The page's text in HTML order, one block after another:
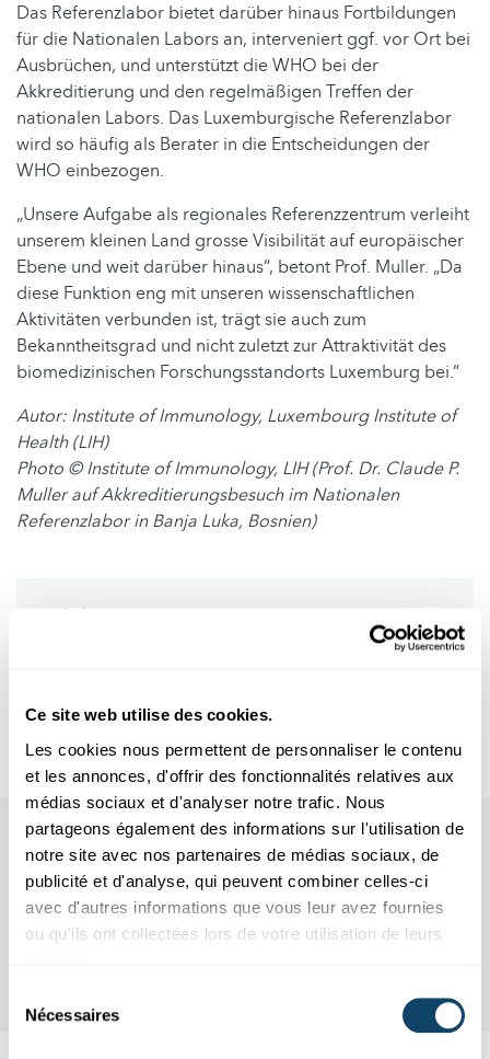
Ce site web utilise des cookies.
Les cookies nous permettent de personnaliser le contenu
et les annonces, d'offrir des fonctionnalités relatives aux
médias sociaux et d'analyser notre trafic. Nous
partageons également des informations sur l'utilisation de
notre site avec nos partenaires de médias sociaux, de
publicité et d'analyse, qui peuvent combiner celles-ci
avec d'autres informations que vous leur avez fournies
ou qu'ils ont collectées lors de votre utilisation de leurs
Nécessaires
Das Referenzlabor bietet darüber hinaus Fortbildungen
für die Nationalen Labors an, interveniert ggf. vor Ort bei
Ausbrüchen, und unterstützt die WHO bei der
Akkreditierung und den regelmäßigen Treffen der
nationalen Labors. Das Luxemburgische Referenzlabor
wird so häufig als Berater in die Entscheidungen der
WHO einbezogen.
„Unsere Aufgabe als regionales Referenzzentrum verleiht
unserem kleinen Land grosse Visibilität auf europäischer
Ebene und weit darüber hinaus“, betont Prof. Muller. „Da
diese Funktion eng mit unseren wissenschaftlichen
Aktivitäten verbunden ist, trägt sie auch zum
Bekanntheitsgrad und nicht zuletzt zur Attraktivität des
biomedizinischen Forschungsstandorts Luxemburg bei.“
Autor: Institute of Immunology, Luxembourg Institute of
Health (LIH)
Photo © Institute of Immunology, LIH (Prof. Dr. Claude P.
Muller auf Akkreditierungsbesuch im Nationalen
Referenzlabor in Banja Luka, Bosnien)
Infobox
Epidemie